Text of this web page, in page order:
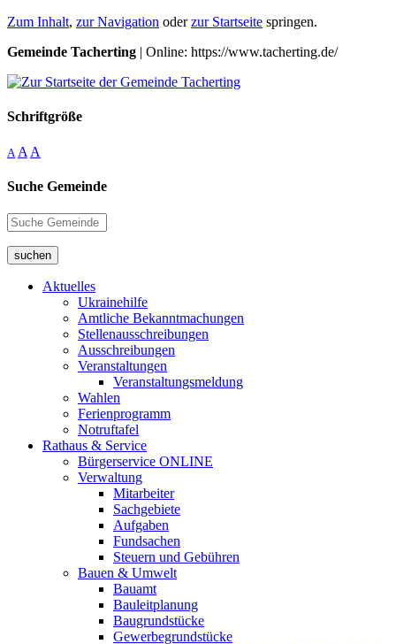
Zum Inhalt, zur Navigation oderzur Startseite springen.
Gemeinde Tacherting | Online: https://www.tacherting.de/
Schriftgröße
A A A
Suche Gemeinde
suchen
Aktuelles
Ukrainehilfe
Amtliche Bekanntmachungen
Stellenausschreibungen
Ausschreibungen
Veranstaltungen
Veranstaltungsmeldung
Wahlen
Ferienprogramm
Notruftafel
Rathaus & Service
Bürgerservice ONLINE
Verwaltung
Mitarbeiter
Sachgebiete
Aufgaben
Fundsachen
Steuern und Gebühren
Bauen & Umwelt
Bauamt
Bauleitplanung
Baugrundstücke
Gewerbegrundstücke